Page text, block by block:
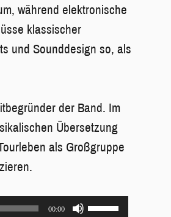
während elektronische
klassischer
und Sounddesign so, als
der Band. Im
Übersetzung
als Großgruppe
00:00
Pfeiltasten